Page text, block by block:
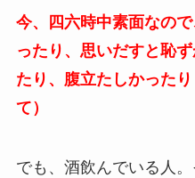
今、四六時中素面なの
ったり、思いだすと恥
たり、腹立たしかった
て）
でも、酒飲んでいる人